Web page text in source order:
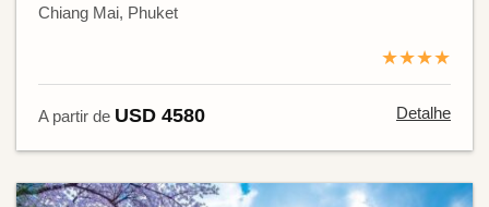
Chiang Mai, Phuket
★★★★
A partir de USD 4580 Detalhe